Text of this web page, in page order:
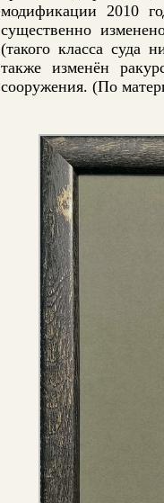
модификации 2010
существенно
(такого класса суда
также изменён
сооружения. (По